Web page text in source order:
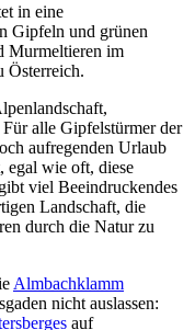
in eine
Gipfeln und grünen
Murmeltieren im
Österreich.
alle Gipfelstürmer der
aufregenden Urlaub
egal wie oft, diese
viel Beeindruckendes
Landschaft, die
durch die Natur zu
Almbachklamm
nicht auslassen:
auf